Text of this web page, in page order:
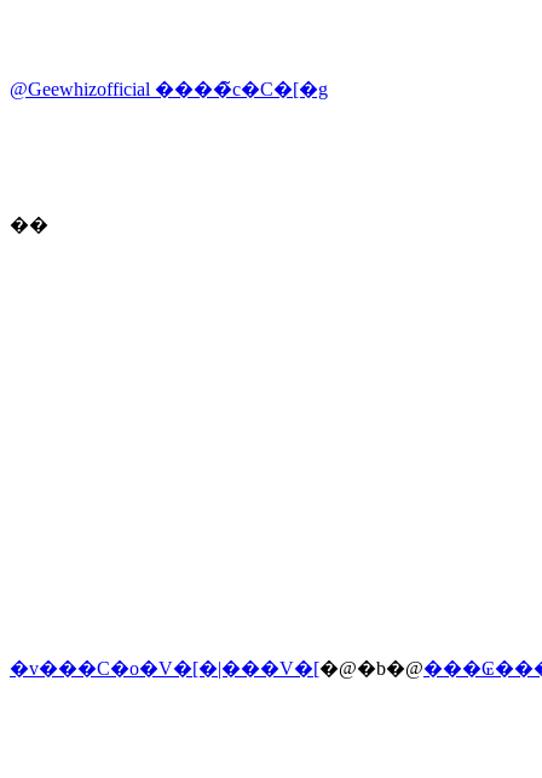
@Geewhizofficial ����̃c�C�[�g
��
�v���C�o�V�[�|���V�[�@�b�@